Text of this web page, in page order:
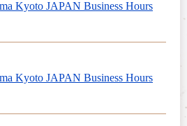
Kyoto JAPAN Business Hours
Kyoto JAPAN Business Hours